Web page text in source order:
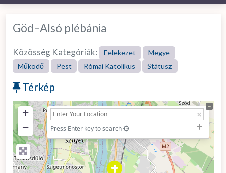
Göd–Alsó plébánia
Közösség Kategóriák: Felekezet
Megye
Működő
Pest Római Katolikus Státusz
Térkép
+
−
Press Enter key to search